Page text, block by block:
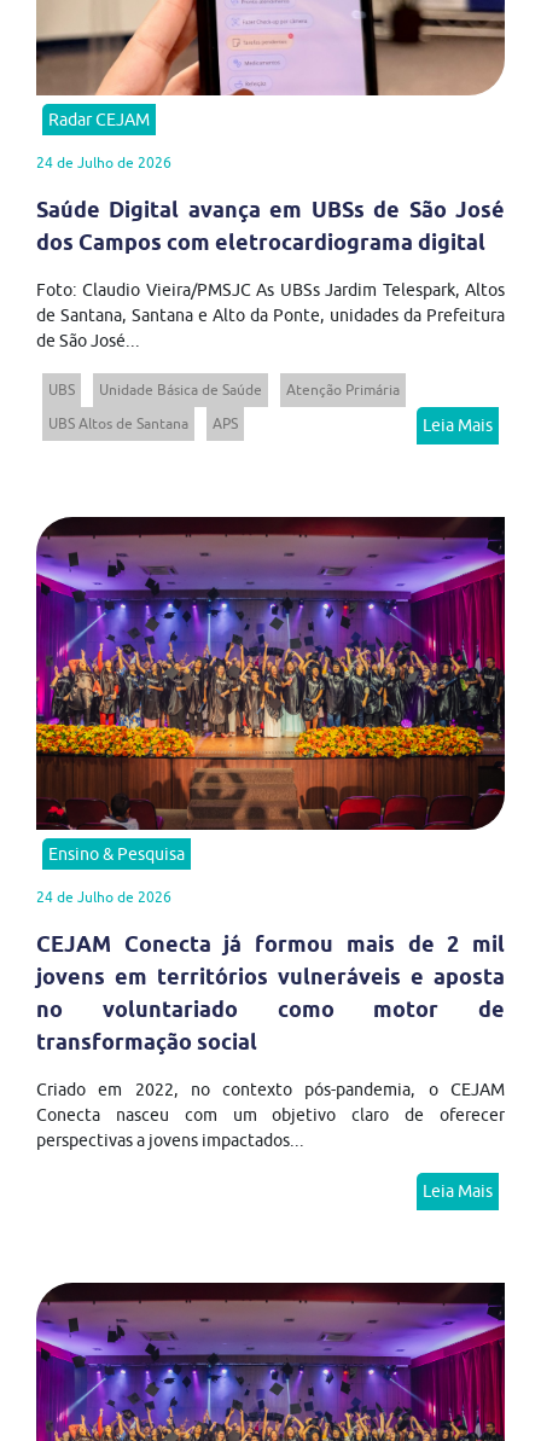
Radar CEJAM
24 de Julho de 2026
Saúde Digital avança em UBSs de São José
dos Campos com eletrocardiograma digital
Foto: Claudio Vieira/PMSJC As UBSs Jardim Telespark, Altos
de Santana, Santana e Alto da Ponte, unidades da Prefeitura
de São José...
UBS Unidade Básica de Saúde
Atenção Primária
UBS Altos de Santana
APS Leia Mais
Ensino & Pesquisa
24 de Julho de 2026
CEJAM Conecta já formou mais de 2 mil
jovens em territórios vulneráveis e aposta
no voluntariado como motor de
transformação social
Criado em 2022, no contexto pós-pandemia, o CEJAM
Conecta nasceu com um objetivo claro de oferecer
perspectivas a jovens impactados...
Leia Mais